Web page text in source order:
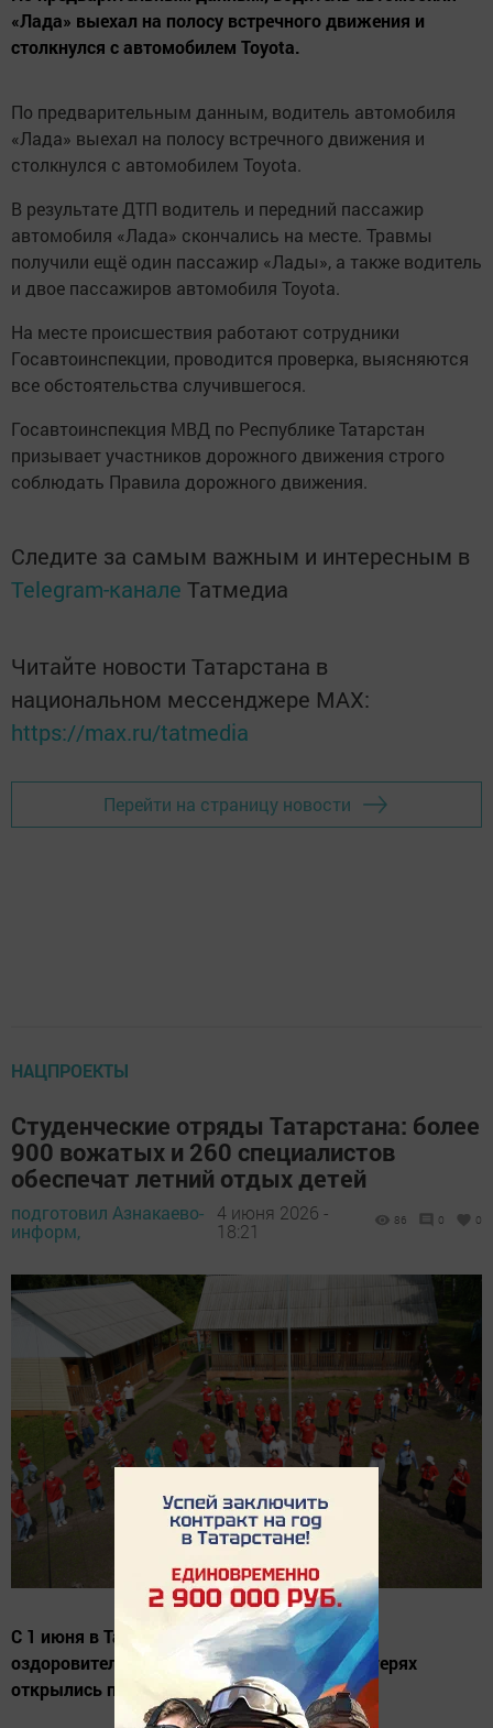
«Лада» выехал на полосу встречного движения и
столкнулся с автомобилем Toyota.
По предварительным данным, водитель автомобиля
«Лада» выехал на полосу встречного движения и
столкнулся с автомобилем Toyota.
В результате ДТП водитель и передний пассажир
автомобиля «Лада» скончались на месте. Травмы
получили ещё один пассажир «Лады», а также водитель
и двое пассажиров автомобиля Toyota.
На месте происшествия работают сотрудники
Госавтоинспекции, проводится проверка, выясняются
все обстоятельства случившегося.
Госавтоинспекция МВД по Республике Татарстан
призывает участников дорожного движения строго
соблюдать Правила дорожного движения.
Следите за самым важным и интересным в
Telegram-канале Татмедиа
Читайте новости Татарстана в
национальном мессенджере MАХ:
https://max.ru/tatmedia
Перейти на страницу новости
НАЦПРОЕКТЫ
Студенческие отряды Татарстана: более
900 вожатых и 260 специалистов
обеспечат летний отдых детей
подготовил Азнакаево-
информ,
4 июня 2026 -
18:21
86 0 0
С 1 июня в Татарстане началась летняя
оздоровительная кампания — в детских лагерях
открылись первые смены.